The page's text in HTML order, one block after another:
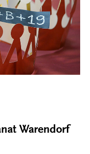
Warendorf